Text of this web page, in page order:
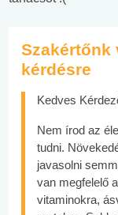
Szakértőnk
kérdésre
Kedves
Nem írod az
tudni.
javasolni
van megfelelő
vitaminokra,